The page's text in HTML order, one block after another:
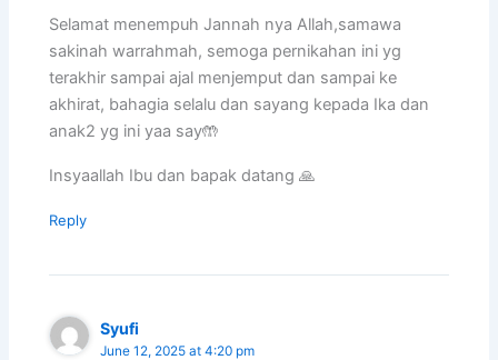
Selamat menempuh Jannah nya Allah,samawa
sakinah warrahmah, semoga pernikahan ini yg
terakhir sampai ajal menjemput dan sampai ke
akhirat, bahagia selalu dan sayang kepada Ika dan
anak2 yg ini yaa say🤲
Insyaallah Ibu dan bapak datang 🙏
Reply
Syufi
June 12, 2025 at 4:20 pm